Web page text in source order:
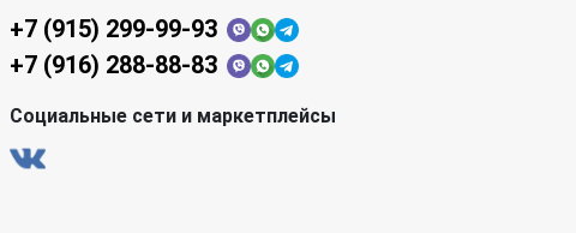
+7 (915) 299-99-93
+7 (916) 288-88-83
Социальные сети и маркетплейсы